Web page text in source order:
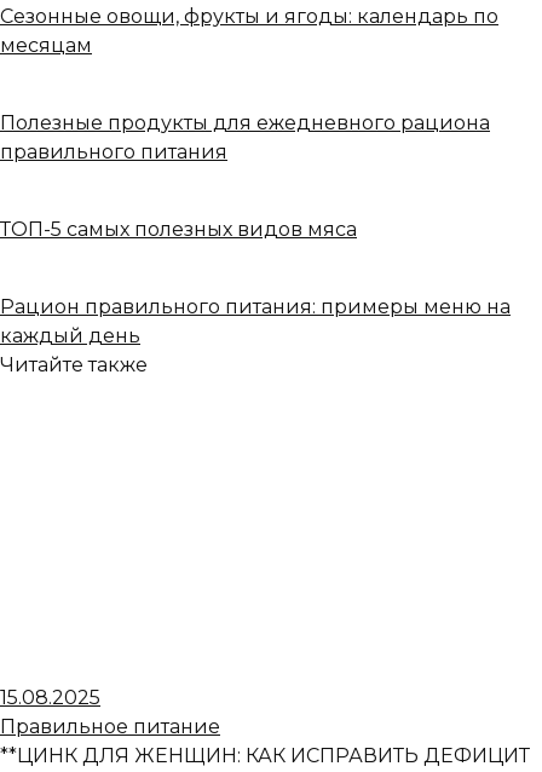
Сезонные овощи, фрукты и ягоды: календарь по
месяцам
Полезные продукты для ежедневного рациона
правильного питания
ТОП-5 самых полезных видов мяса
Рацион правильного питания: примеры меню на
каждый день
Читайте также
15.08.2025
Правильное питание
**ЦИНК ДЛЯ ЖЕНЩИН: КАК ИСПРАВИТЬ ДЕФИЦИТ